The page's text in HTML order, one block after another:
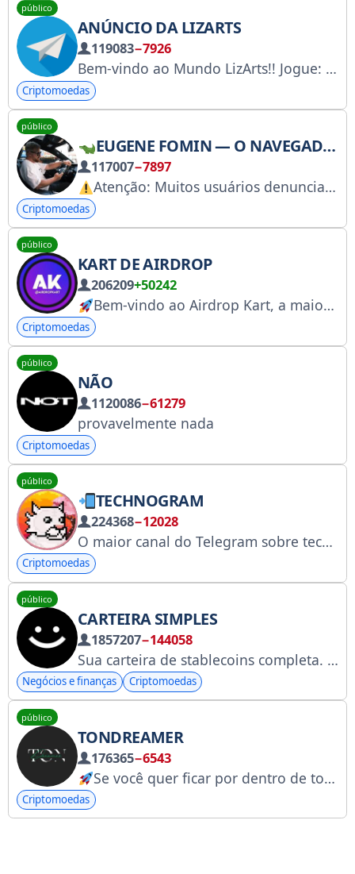
público
ANÚNCIO DA LIZARTS
119083−7926
Bem-vindo ao Mundo LizArts!! Jogue: @Lizarts2bot Chat: @lizarts_chat_ru NFT: https://getgems.io/lizartsnft Twitter: x.com/lizarts_nft Discord: https://discord.gg/hDaeggPSR5 Parcerias: @lizarts_team
Criptomoedas
público
EUGENE FOMIN — O NAVEGADOR DE CRIPTOMOEDAS
117007−7897
Atenção: Muitos usuários denunciaram esta conta como sendo uma fraude ou uma conta falsa. Tenha cuidado, principalmente se lhe pedirem dinheiro.
Criptomoedas
público
KART DE AIRDROP
206209+50242
Bem-vindo ao Airdrop Kart, a maior plataforma de airdrops do mundo!
Criptomoedas
público
NÃO
1120086−61279
provavelmente nada
Criptomoedas
público
TECHNOGRAM
224368−12028
O maior canal do Telegram sobre tecnologias modernas.
Criptomoedas
público
CARTEIRA SIMPLES
1857207−144058
Sua carteira de stablecoins completa. Criada para trabalho sem fronteiras, pagamentos rápidos e gastos no mundo real. Baixe o aplicativo:
Negócios e finanças Criptomoedas
público
TONDREAMER
176365−6543
Se você quer ficar por dentro de todos os eventos e participar de discussões sobre TON, siga-nos no
Criptomoedas